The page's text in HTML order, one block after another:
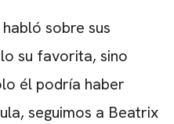
sobre sus
su favorita, sino
él podría haber
seguimos a Beatrix